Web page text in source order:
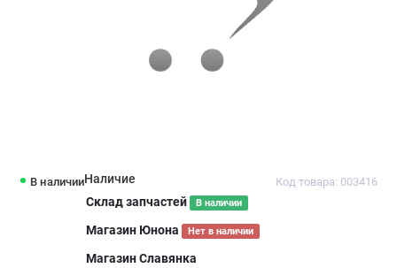
В наличии Код товара: 003416
Наличие
Склад запчастей
В наличии
Магазин Юнона Нет в наличии
Магазин Славянка